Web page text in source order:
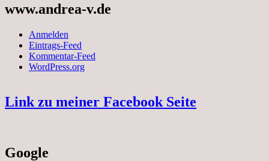
www.andrea-v.de
Anmelden
Eintrags-Feed
Kommentar-Feed
WordPress.org
Link zu meiner Facebook Seite
Google